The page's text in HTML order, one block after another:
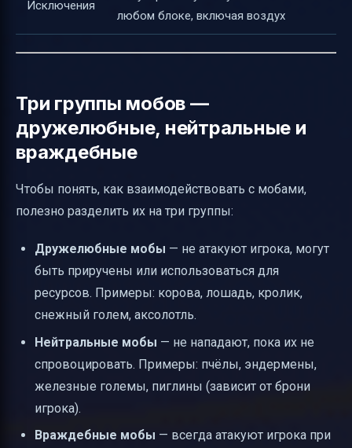
Исключения
любом блоке, включая воздух
Три группы мобов —
дружелюбные, нейтральные и
враждебные
Чтобы понять, как взаимодействовать с мобами,
полезно разделить их на три группы:
Дружелюбные мобы — не атакуют игрока, могут
быть приручены или использоваться для
ресурсов. Примеры: корова, лошадь, кролик,
снежный голем, аксолотль.
Нейтральные мобы — не нападают, пока их не
спровоцировать. Примеры: пчёлы, эндермены,
железные големы, пиглины (зависит от брони
игрока).
Враждебные мобы — всегда атакуют игрока при